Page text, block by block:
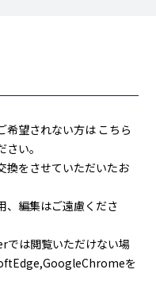
希望されない方は こちら
い。
換をさせていただいたお
、編集はご遠慮くださ
は閲覧いただけない場
を